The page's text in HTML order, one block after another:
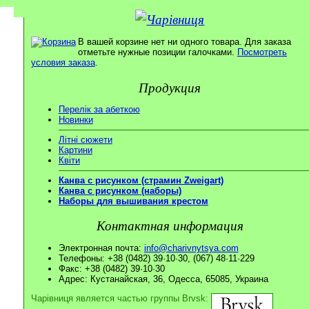
В вашей корзине нет ни одного товара. Для заказа
отметьте нужные позиции галочками. Посмотреть
условия заказа.
Продукция
Перелік за абеткою
Новинки
Літні сюжети
Картини
Квіти
Канва с рисунком (страмин Zweigart)
Канва с рисунком (наборы)
Наборы для вышивания крестом
Контактная информация
Электронная почта: info@charivnytsya.com
Телефоны: +38 (0482) 39·10·30, (067) 48·11·229
Факс: +38 (0482) 39·10·30
Адрес: Кустанайская, 36, Одесса, 65085, Украина
Чарівниця является частью группы Brvsk: